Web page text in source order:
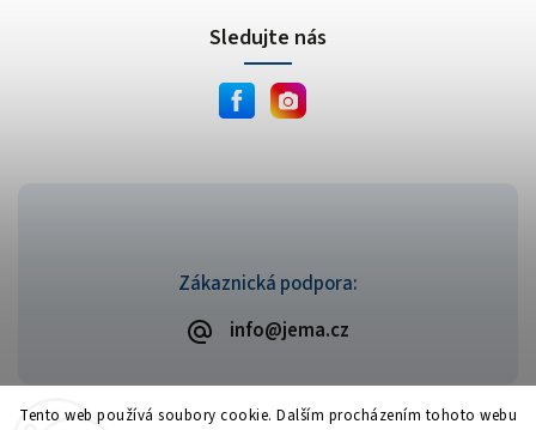
Tento web používá soubory cookie. Dalším procházením tohoto webu
Zákaznická podpora:
info@jema.cz
Sledujte nás